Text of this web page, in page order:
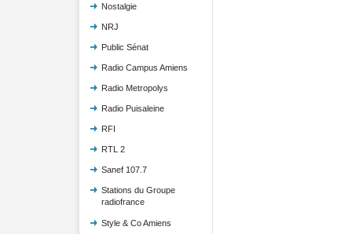
Nostalgie
NRJ
Public Sénat
Radio Campus Amiens
Radio Metropolys
Radio Puisaleine
RFI
RTL 2
Sanef 107.7
Stations du Groupe
radiofrance
Style & Co Amiens